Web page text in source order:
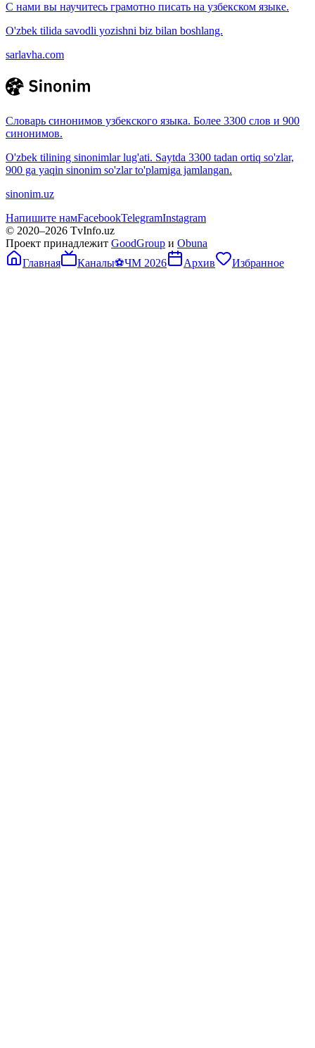
С нами вы научитесь грамотно писать на узбекском языке.
O'zbek tilida savodli yozishni biz bilan boshlang.
sarlavha.com
Словарь синонимов узбекского языка. Более 3300 слов и 900
синонимов.
O'zbek tilining sinonimlar lug'ati. Saytda 3300 tadan ortiq so'zlar,
900 ga yaqin sinonim so'zlar to'plamiga jamlangan.
sinonim.uz
Напишите намFacebookTelegramInstagram
© 2020–2026 TvInfo.uz
Проект принадлежит GoodGroup и Obuna
Главная
Каналы⚽ЧМ 2026 Архив Избранное